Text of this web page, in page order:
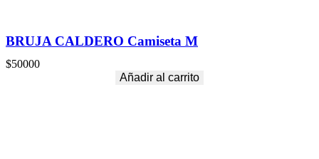
BRUJA CALDERO Camiseta M
$50000
Añadir al carrito